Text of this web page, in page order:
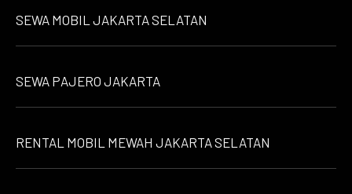
SEWA MOBIL JAKARTA SELATAN
SEWA PAJERO JAKARTA
RENTAL MOBIL MEWAH JAKARTA SELATAN